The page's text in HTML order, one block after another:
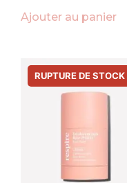
Ajouter au panier